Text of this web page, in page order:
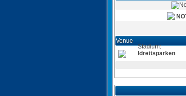
Venue
Stadium:
Idrettsparken